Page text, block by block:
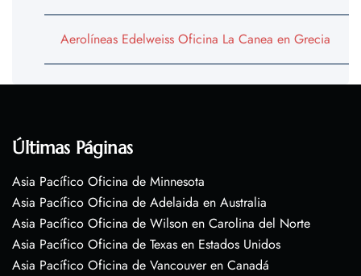
Aerolíneas Edelweiss Oficina La Canea en Grecia
Últimas Páginas
Asia Pacífico Oficina de Minnesota
Asia Pacífico Oficina de Adelaida en Australia
Asia Pacífico Oficina de Wilson en Carolina del Norte
Asia Pacífico Oficina de Texas en Estados Unidos
Asia Pacífico Oficina de Vancouver en Canadá